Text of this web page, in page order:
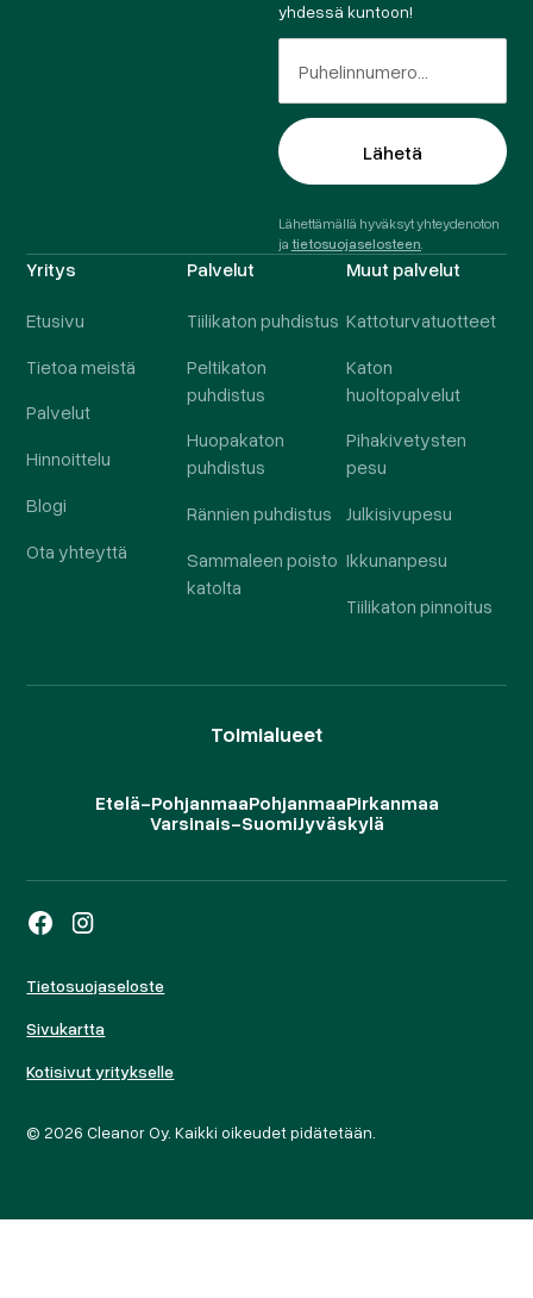
yhdessä kuntoon!
Lähettämällä hyväksyt yhteydenoton
ja tietosuojaselosteen.
Yritys
Etusivu
Tietoa meistä
Palvelut
Hinnoittelu
Blogi
Ota yhteyttä
Palvelut
Tiilikaton puhdistus
Peltikaton
puhdistus
Huopakaton
puhdistus
Rännien puhdistus
Sammaleen poisto
katolta
Muut palvelut
Kattoturvatuotteet
Katon
huoltopalvelut
Pihakivetysten
pesu
Julkisivupesu
Ikkunanpesu
Tiilikaton pinnoitus
Toimialueet
Etelä-PohjanmaaPohjanmaaPirkanmaa
Varsinais-SuomiJyväskylä
© 2026 Cleanor Oy. Kaikki oikeudet pidätetään.
Tietosuojaseloste
Sivukartta
Kotisivut yritykselle